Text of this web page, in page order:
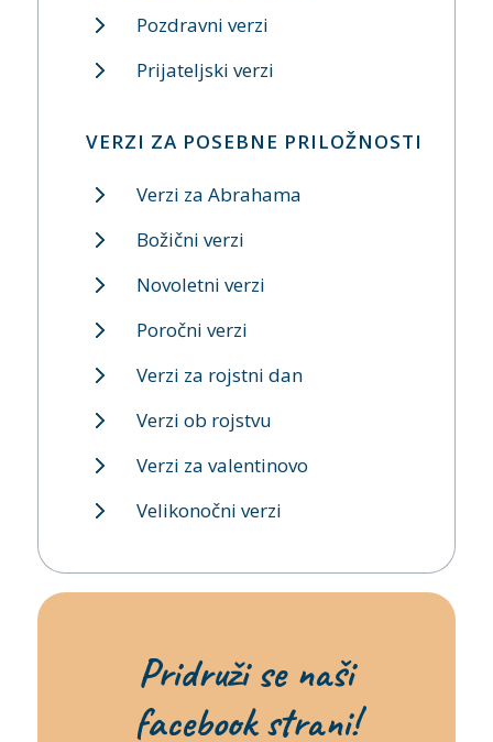
Pozdravni verzi
Prijateljski verzi
VERZI ZA POSEBNE PRILOŽNOSTI
Verzi za Abrahama
Božični verzi
Novoletni verzi
Poročni verzi
Verzi za rojstni dan
Verzi ob rojstvu
Verzi za valentinovo
Velikonočni verzi
Pridruži se naši
facebook strani!